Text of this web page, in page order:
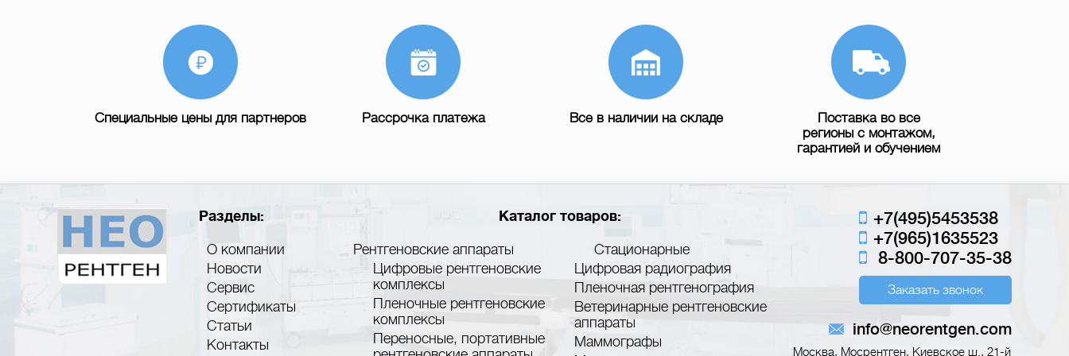
Специальные цены для партнеров Рассрочка платежа Все в наличии на складе
Поставка во все
регионы с монтажом,
гарантией и обучением
Разделы:
О компании
Новости
Сервис
Сертификаты
Статьи
Контакты
Каталог товаров:
Рентгеновские аппараты
Цифровые рентгеновские
комплексы
Пленочные рентгеновские
комплексы
Переносные, портативные
Стационарные
Цифровая радиография
Пленочная рентгенография
Ветеринарные рентгеновские
аппараты
Маммографы
+7(495)5453538
+7(965)1635523
8-800-707-35-38
Заказать звонок
info@neorentgen.com
Москва, Мосрентген, Киевское ш., 21-й